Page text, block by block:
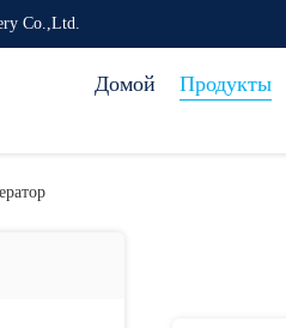
Co.,Ltd.
Домой Продукты